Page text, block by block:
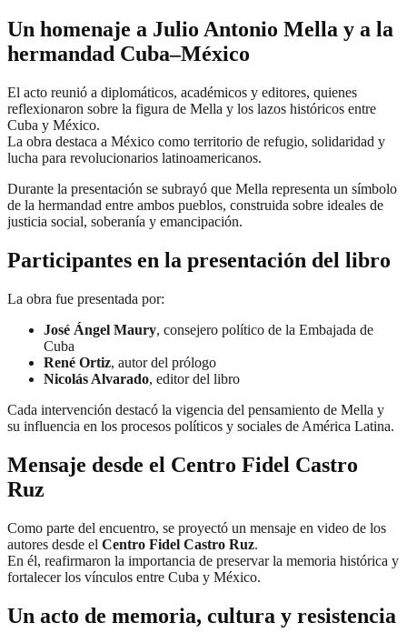
Un homenaje a Julio Antonio Mella y a la
hermandad Cuba–México
El acto reunió a diplomáticos, académicos y editores, quienes
reflexionaron sobre la figura de Mella y los lazos históricos entre
Cuba y México.
La obra destaca a México como territorio de refugio, solidaridad y
lucha para revolucionarios latinoamericanos.
Durante la presentación se subrayó que Mella representa un símbolo
de la hermandad entre ambos pueblos, construida sobre ideales de
justicia social, soberanía y emancipación.
Participantes en la presentación del libro
La obra fue presentada por:
José Ángel Maury, consejero político de la Embajada de
Cuba
René Ortiz, autor del prólogo
Nicolás Alvarado, editor del libro
Cada intervención destacó la vigencia del pensamiento de Mella y
su influencia en los procesos políticos y sociales de América Latina.
Mensaje desde el Centro Fidel Castro
Ruz
Como parte del encuentro, se proyectó un mensaje en video de los
autores desde el Centro Fidel Castro Ruz.
En él, reafirmaron la importancia de preservar la memoria histórica y
fortalecer los vínculos entre Cuba y México.
Un acto de memoria, cultura y resistencia